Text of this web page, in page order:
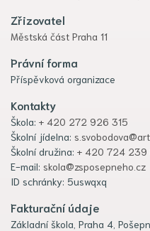
Zřizovatel
Městská část Praha 11
Právní forma
Příspěvková organizace
Kontakty
Škola: + 420 272 926 315
Školní jídelna:
Školní družina: + 420 724 239
E-mail: skola@zsposepneho.cz
ID schránky: 5uswqxq
Fakturační údaje
Základní škola, Praha 4,